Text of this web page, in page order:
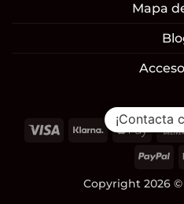
Mapa
Visa Klarna
Apple
Copyright 2026 ©
¡Contacta